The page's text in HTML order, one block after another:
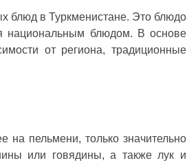
блюд в Туркменистане. Это блюдо
национальным блюдом. В основе
от региона, традиционные
на пельмени, только значительно
или говядины, а также лук и